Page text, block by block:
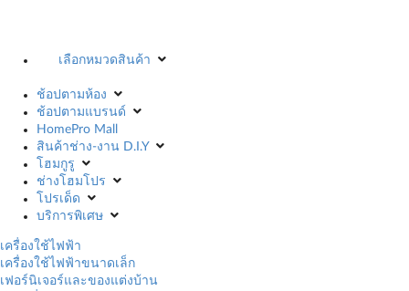
เลือกหมวดสินค้า
ช้อปตามห้อง
ช้อปตามแบรนด์
HomePro Mall
สินค้าช่าง-งาน D.I.Y
โฮมกูรู
ช่างโฮมโปร
โปรเด็ด
บริการพิเศษ
เครื่องใช้ไฟฟ้า
เครื่องใช้ไฟฟ้าขนาดเล็ก
เฟอร์นิเจอร์และของแต่งบ้าน